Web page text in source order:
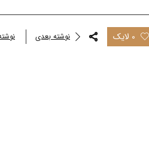
0 لایک نوشته بعدی